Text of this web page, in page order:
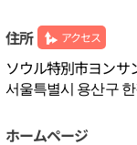
住所 アクセス
ソウル特別市ヨンサ
서울특별시 용산구
ホームページ